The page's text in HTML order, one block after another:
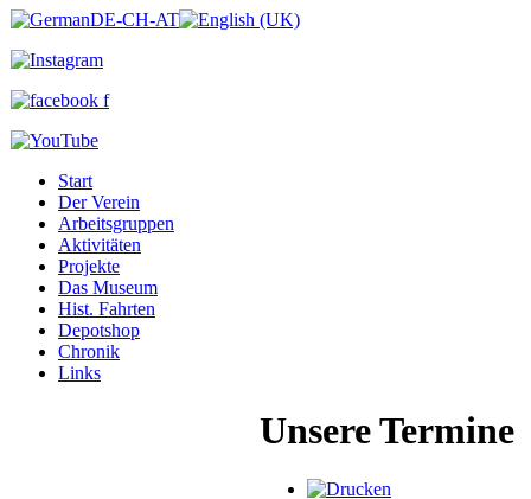
Start
Der Verein
Arbeitsgruppen
Aktivitäten
Projekte
Das Museum
Hist. Fahrten
Depotshop
Chronik
Links
Unsere Termine